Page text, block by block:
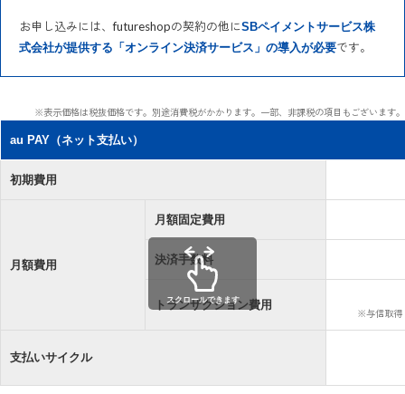
お申し込みには、futureshopの契約の他にSBペイメントサービス株
式会社が提供する「オンライン決済サービス」の導入が必要です。
※表示価格は税抜価格です。別途消費税がかかります。一部、非課税の項目もございます。
au PAY（ネット支払い）
初期費用
月額費用
月額固定費用
決済手数料
トランザクション費用
※与信取得
支払いサイクル
スクロールできます